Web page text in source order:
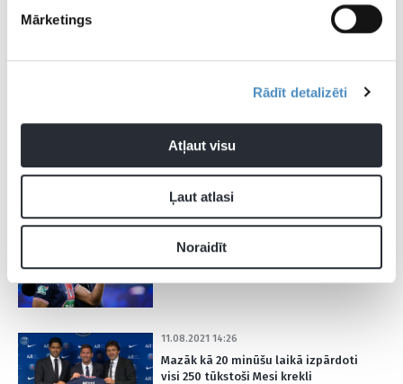
Mārketings
Rādīt detalizēti
Atļaut visu
Ļaut atlasi
Noraidīt
rindās
14.08.2021 22:48
Mesi “Parc des Princes” stadionā
tiek sagaidīts ar galvu reibinošām
ovācijām (VIDEO)
Početino noraida baumas par Mbapē
iespējamo aiziešanu no PSG
11.08.2021 14:26
Mazāk kā 20 minūšu laikā izpārdoti
visi 250 tūkstoši Mesi krekli